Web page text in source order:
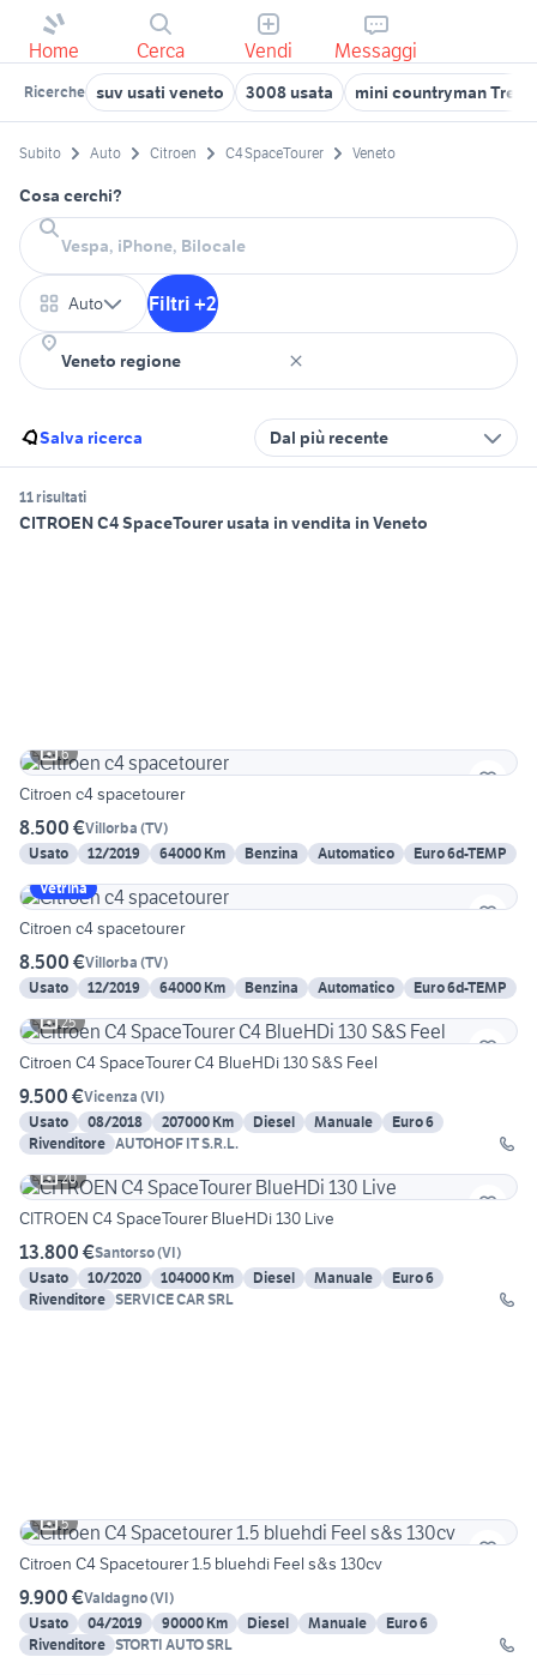
Home Cerca Vendi Messaggi
Ricerche suv usati veneto 3008 usata mini countryman
Subito Auto Citroen C4 SpaceTourer Veneto
Cosa cerchi?
Auto Filtri +2
Salva ricerca Dal più recente
11 risultati
CITROEN C4 SpaceTourer usata in vendita in Veneto
6
Citroen c4 spacetourer
8.500 €Villorba (TV)
Usato
12/2019 64000 Km Benzina Automatico
Euro 6d-TEMP
Vetrina
Citroen c4 spacetourer
8.500 €Villorba (TV)
Usato
12/2019 64000 Km Benzina Automatico
Euro 6d-TEMP
25
Citroen C4 SpaceTourer C4 BlueHDi 130 S&S Feel
9.500 €Vicenza (VI)
Usato
08/2018 207000 Km Diesel Manuale
Euro 6
Rivenditore
AUTOHOF IT S.R.L.
20
CITROEN C4 SpaceTourer BlueHDi 130 Live
13.800 €Santorso(VI)
Usato
10/2020 104000 Km Diesel Manuale
Euro 6
Rivenditore SERVICE CAR SRL
5
Citroen C4 Spacetourer 1.5 bluehdi Feel s&s 130cv
9.900 €Valdagno(VI)
Usato
04/2019 90000 Km Diesel Manuale
Euro 6
Rivenditore STORTI AUTO SRL